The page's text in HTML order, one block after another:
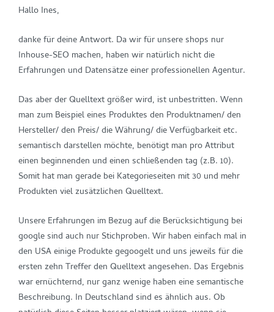
Hallo Ines,
danke für deine Antwort. Da wir für unsere shops nur
Inhouse-SEO machen, haben wir natürlich nicht die
Erfahrungen und Datensätze einer professionellen Agentur.
Das aber der Quelltext größer wird, ist unbestritten. Wenn
man zum Beispiel eines Produktes den Produktnamen/ den
Hersteller/ den Preis/ die Währung/ die Verfügbarkeit etc.
semantisch darstellen möchte, benötigt man pro Attribut
einen beginnenden und einen schließenden tag (z.B. 10).
Somit hat man gerade bei Kategorieseiten mit 30 und mehr
Produkten viel zusätzlichen Quelltext.
Unsere Erfahrungen im Bezug auf die Berücksichtigung bei
google sind auch nur Stichproben. Wir haben einfach mal in
den USA einige Produkte gegoogelt und uns jeweils für die
ersten zehn Treffer den Quelltext angesehen. Das Ergebnis
war ernüchternd, nur ganz wenige haben eine semantische
Beschreibung. In Deutschland sind es ähnlich aus. Ob